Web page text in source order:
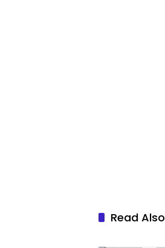
Read Also